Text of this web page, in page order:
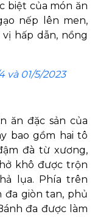
biệt của món ăn
nếp lên men,
hấp dẫn, nồng
và 01/5/2023
ăn đặc sản của
bao gồm hai tô
đà từ xương,
khô được trộn
lụa. Phía trên
đa giòn tan, phủ
đa được làm